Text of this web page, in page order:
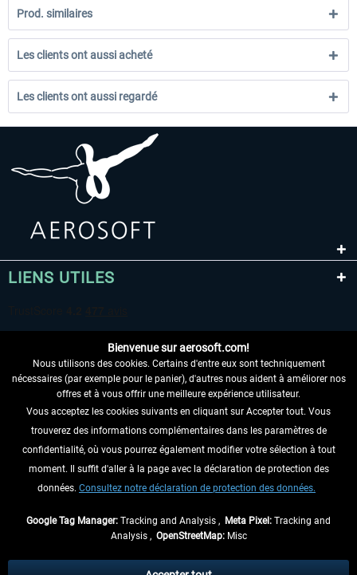
Prod. similaires
Les clients ont aussi acheté
Les clients ont aussi regardé
LIENS UTILES
RENONCER AU CONTRAT ICI
INFORMATIONS
NE MANQUEZ PAS LES DERNIÈRES
échéant, frais de remboursement, si aucune description contraire.
Bienvenue sur aerosoft.com!
Nous utilisons des cookies. Certains d'entre eux sont techniquement
nécessaires (par exemple pour le panier), d'autres nous aident à améliorer nos
offres et à vous offrir une meilleure expérience utilisateur.
Vous acceptez les cookies suivants en cliquant sur Accepter tout. Vous
trouverez des informations complémentaires dans les paramètres de
confidentialité, où vous pourrez également modifier votre sélection à tout
moment. Il suffit d'aller à la page avec la déclaration de protection des
données. Consultez notre déclaration de protection des données.
Google Tag Manager: Tracking and Analysis , Meta Pixel: Tracking and
Analysis , OpenStreetMap:Misc